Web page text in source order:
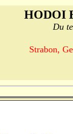
HODOI
Du
Strabon,